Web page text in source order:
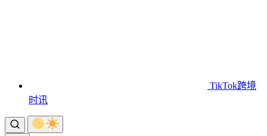
TikTok跨境
时讯